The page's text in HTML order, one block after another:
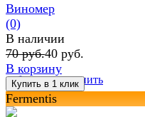
избранное сравнить
Виномер
(0)
В наличии
70 руб.40 руб.
В корзину
Fermentis